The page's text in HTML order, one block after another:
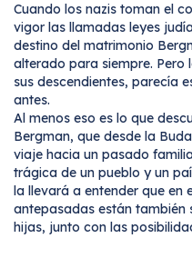
Cuando los nazis toman el
vigor las llamadas leyes
destino del matrimonio
alterado para siempre. Pero
sus descendientes, parecía
antes.
Al menos eso es lo que
Bergman, que desde la
viaje hacia un pasado
trágica de un pueblo y un
la llevará a entender que en
antepasadas están también
hijas, junto con las